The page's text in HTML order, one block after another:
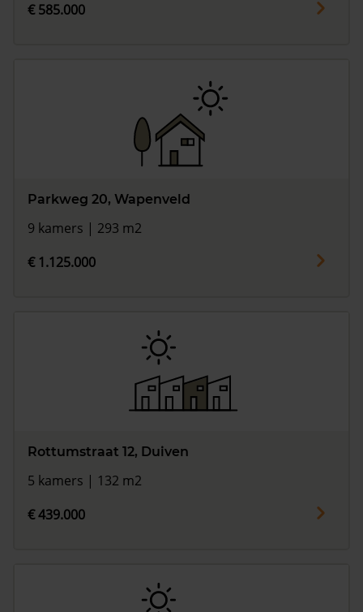
€ 585.000
Parkweg 20, Wapenveld
9 kamers | 293 m2
€ 1.125.000
Rottumstraat 12, Duiven
5 kamers | 132 m2
€ 439.000